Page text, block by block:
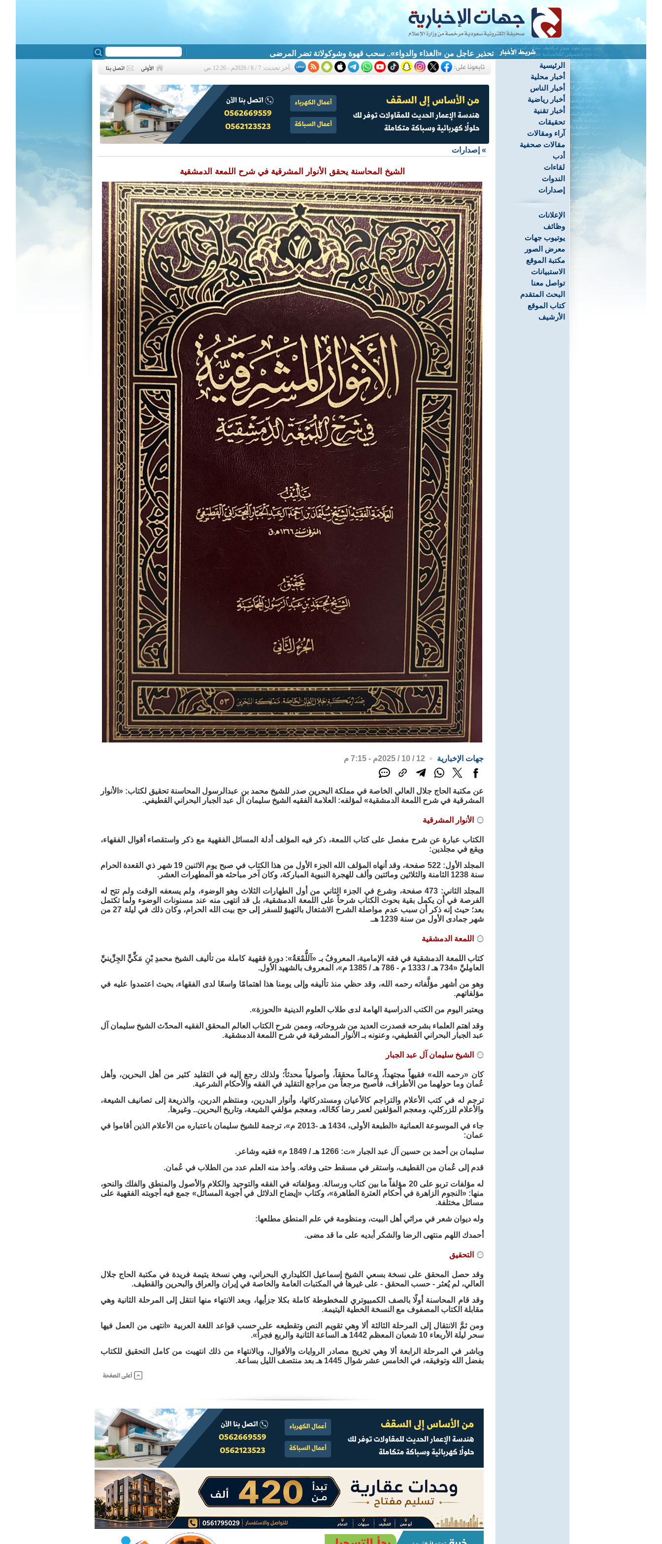
-
الرئيسية
أخبار محلية
أخبار الناس
أخبار رياضية
أخبار تقنية
تحقيقات
آراء ومقالات
مقالات صحفية
أدب
لقاءات
الندوات
إصدارات
الإعلانات
وظائف
يوتيوب جهات
معرض الصور
مكتبة الموقع
الاستبيانات
تواصل معنا
البحث المتقدم
كتاب الموقع
الأرشيف
آخر تحديث: 7 / 8 / 2026م - 12:26 ص
❮
» إصدارات
الشيخ المحاسنة يحقق الأنوار المشرقية في شرح اللمعة الدمشقية
جهات الإخبارية 12 / 10 / 2025م - 7:15 م
عن مكتبة الحاج جلال العالي الخاصة في مملكة البحرين صدر للشيخ محمد بن عبدالرسول المحاسنة تحقيق لكتاب: «الأنوار
المشرقية في شرح اللمعة الدمشقية» لمؤلفه: العلامة الفقيه الشيخ سليمان آل عبد الجبار البحراني القطيفي.
الأنوار المشرقية
الكتاب عبارة عن شرح مفصل على كتاب اللمعة، ذكر فيه المؤلف أدلة المسائل الفقهية مع ذكر واستقصاء أقوال الفقهاء،
ويقع في مجلدين:
المجلد الأول: 522 صفحة، وقد أنهاه المؤلف الله الجزء الأول من هذا الكتاب في صبح يوم الاثنين 19 شهر ذي القعدة الحرام
سنة 1238 الثامنة والثلاثين ومائتين وألف للهجرة النبوية المباركة، وكان آخر مباحثه هو المطهرات العشر.
المجلد الثاني: 473 صفحة، وشرع في الجزء الثاني من أول الطهارات الثلاث وهو الوضوء، ولم يسعفه الوقت ولم تتح له
الفرصة في أن يكمل بقية بحوث الكتاب شرحاً على اللمعة الدمشقية، بل قد انتهى منه عند مسنونات الوضوء ولما تكتمل
بعد؛ حيث إنه ذكر أن سبب عدم مواصلة الشرح الاشتغال بالتهيؤ للسفر إلى حج بيت الله الحرام، وكان ذلك في ليلة 27 من
شهر جمادى الأول من سنة 1239 هـ.
اللمعة الدمشقية
كتاب ‎اللمعة الدمشقية في فقه الإمامية، المعروفُ بـ «آللُّمْعَةُ»: دورة فقهية كاملة من تأليف الشيخ محمدِ بْنِ مَكِّيٍّ الجِزِّينيِّ
العامِليِّ «734 هـ / 1333 م - 786 هـ / 1385 م»، المعروف بالشهيد الأول.
وهو من أشهر مؤلَّفاته رحمه الله، وقد حظي منذ تأليفه وإلى يومنا هذا اهتمامًا واسعًا لدى الفقهاء، بحيث اعتمدوا عليه في
مؤلفاتهم.
ويعتبر اليوم من الكتب الدراسية الهامة لدى طلاب العلوم الدينية «الحوزة».
وقد اهتم العلماء بشرحه فصدرت العديد من شروحاته، وممن شرح الكتاب العالم المحقق الفقيه المحدّث الشيخ سليمان آل
عبد الجبار البحراني القطيفي، وعنونه بـ الأنوار المشرقية في شرح اللمعة الدمشقية.
الشيخ سليمان آل عبد الجبار
كان «رحمه الله» فقيهاً مجتهداً، وعالماً محققاً، وأصولياً محدثاً؛ ولذلك رجع إليه في التقليد كثير من أهل البحرين، وأهل
عُمان وما حولهما من الأطراف، فأصبح مرجعاً من مراجع التقليد في الفقه والأحكام الشرعية.
ترجم له في كتب الأعلام والتراجم كالأعيان ومستدركاتها، وأنوار البدرين، ومنتظم الدرين، والذريعة إلى تصانيف الشيعة،
والأعلام للزركلي، ومعجم المؤلفين لعمر رضا كحّاله، ومعجم مؤلفي الشيعة، وتاريخ البحرين.. وغيرها.
جاء في الموسوعة العمانية «الطبعة الأولى، 1434 هـ -2013 م»، ترجمة للشيخ سليمان باعتباره من الأعلام الذين أقاموا في
عمان:
سليمان بن أحمد بن حسين آل عبد الجبار «ت: 1266 هـ / 1849 م» فقيه وشاعر.
قدم إلى عُمان من القطيف، واستقر في مسقط حتى وفاته. وأخذ منه العلم عدد من الطلاب في عُمان.
له مؤلفات تربو على 20 مؤلفاً ما بين كتاب ورسالة. ومؤلفاته في الفقه والتوحيد والكلام والأصول والمنطق والفلك والنحو،
منها: «النجوم الزاهرة في أحكام العترة الطاهرة»، وكتاب «إيضاح الدلائل في أجوبة المسائل» جمع فيه أجوبته الفقهية على
مسائل مختلفة.
وله ديوان شعر في مراثي أهل البيت، ومنظومة في علم المنطق مطلعها:
أحمدك اللهم منتهى الرضا والشكر أبديه على ما قد مضى.
التحقيق
وقد حصل المحقق على نسخة بسعي الشيخ إسماعيل الكليداري البحراني، وهي نسخة يتيمة فريدة في مكتبة الحاج جلال
العالي، لم يُعثر - حسب المحقق - على غيرها في المكتبات العامة والخاصة في إيران والعراق والبحرين والقطيف.
وقد قام المحاسنة أولًا بالصف الكمبيوتري للمخطوطة كاملة بكلا جزأيها، وبعد الانتهاء منها انتقل إلى المرحلة الثانية وهي
مقابلة الكتاب المصفوف مع النسخة الخطية اليتيمة.
ومن ثمَّ الانتقال إلى المرحلة الثالثة ألا وهي تقويم النص وتقطيعه على حسب قواعد اللغة العربية «انتهى من العمل فيها
سحر ليلة الأربعاء 10 شعبان المعظم 1442 هـ الساعة الثانية والربع فجراً».
وباشر في المرحلة الرابعة ألا وهي تخريج مصادر الروايات والأقوال، وبالانتهاء من ذلك انتهيت من كامل التحقيق للكتاب
بفضل الله وتوفيقه، في الخامس عشر شوال 1445 هـ بعد منتصف الليل بساعة.